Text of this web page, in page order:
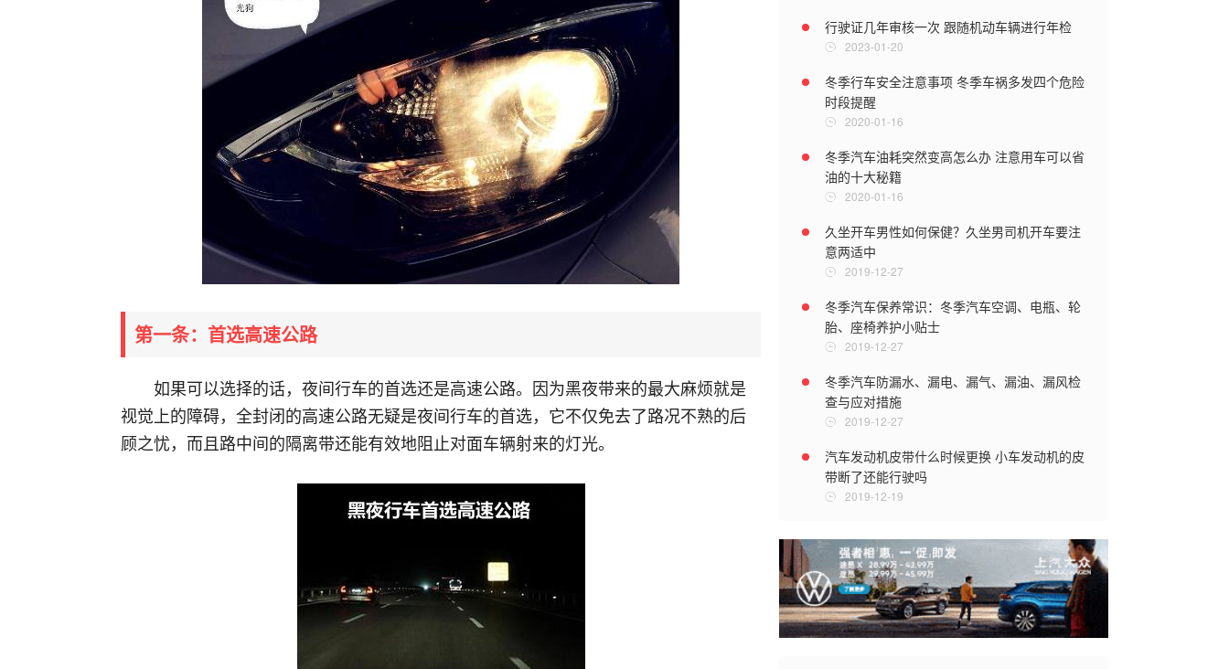
第一条：首选高速公路
如果可以选择的话，夜间行车的首选还是高速公路。因为黑夜带来的最大麻烦就是
视觉上的障碍，全封闭的高速公路无疑是夜间行车的首选，它不仅免去了路况不熟的后
顾之忧，而且路中间的隔离带还能有效地阻止对面车辆射来的灯光。
为什么有的车倒车灯只有一个 倒车灯常亮什么
原因
2019-12-19
摩托车化油器怎么放油不出 摩托车几年要换化
油器
2019-12-19
行驶证几年审核一次 跟随机动车辆进行年检
2023-01-20
冬季行车安全注意事项 冬季车祸多发四个危险
时段提醒
2020-01-16
冬季汽车油耗突然变高怎么办 注意用车可以省
油的十大秘籍
2020-01-16
久坐开车男性如何保健？久坐男司机开车要注
意两适中
2019-12-27
冬季汽车保养常识：冬季汽车空调、电瓶、轮
胎、座椅养护小贴士
2019-12-27
冬季汽车防漏水、漏电、漏气、漏油、漏风检
查与应对措施
2019-12-27
汽车发动机皮带什么时候更换 小车发动机的皮
带断了还能行驶吗
2019-12-19